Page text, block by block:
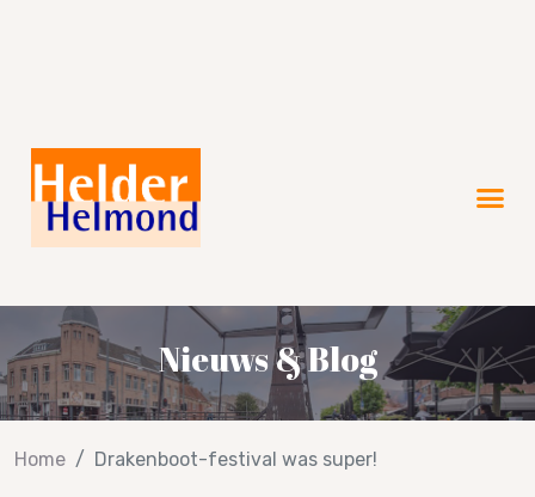
Nieuws & Blog
Home Drakenboot-festival was super!